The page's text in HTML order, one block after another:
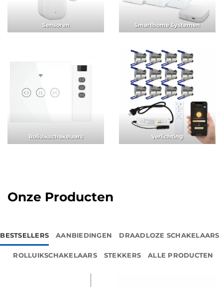
Sensoren Smarthome Systemen
Rolluikschakelaars Verlichting
Onze Producten
BESTSELLERS AANBIEDINGEN DRAADLOZE SCHAKELAARS
ROLLUIKSCHAKELAARS STEKKERS ALLE PRODUCTEN